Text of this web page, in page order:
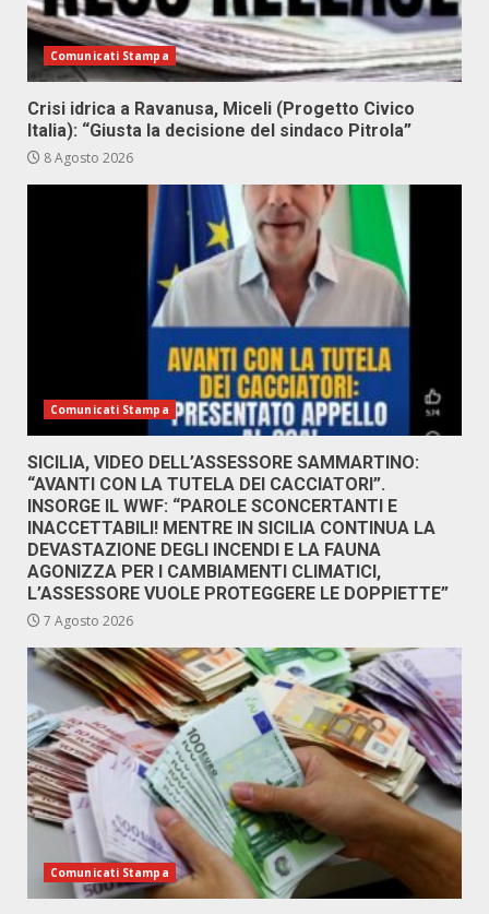
Comunicati Stampa
Crisi idrica a Ravanusa, Miceli (Progetto Civico
Italia): “Giusta la decisione del sindaco Pitrola”
8 Agosto 2026
Comunicati Stampa
SICILIA, VIDEO DELL’ASSESSORE SAMMARTINO:
“AVANTI CON LA TUTELA DEI CACCIATORI”.
INSORGE IL WWF: “PAROLE SCONCERTANTI E
INACCETTABILI! MENTRE IN SICILIA CONTINUA LA
DEVASTAZIONE DEGLI INCENDI E LA FAUNA
AGONIZZA PER I CAMBIAMENTI CLIMATICI,
L’ASSESSORE VUOLE PROTEGGERE LE DOPPIETTE”
7 Agosto 2026
Comunicati Stampa